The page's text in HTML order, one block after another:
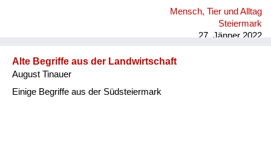
Mensch, Tier und Alltag
Steiermark
27. Jänner 2022
Alte Begriffe aus der Landwirtschaft
August Tinauer
Einige Begriffe aus der Südsteiermark